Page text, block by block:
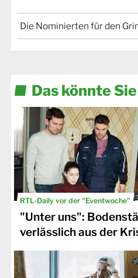
Die Nominierten für den
Das könnte
RTL-Daily vor der "Eventwoche" ©
"Unter uns":
verlässlich aus der